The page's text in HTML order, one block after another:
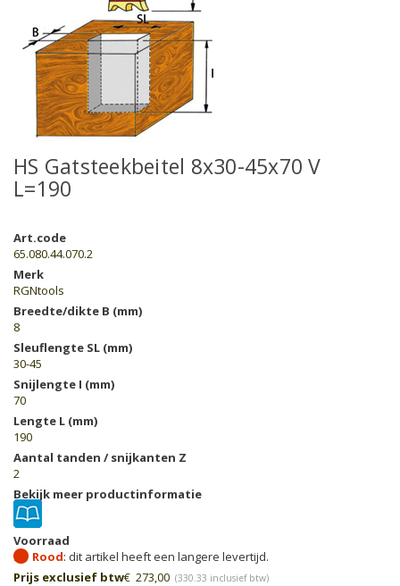
HS Gatsteekbeitel 8x30-45x70 V
L=190
Art.code
65.080.44.070.2
Merk
RGNtools
Breedte/dikte B (mm)
8
Sleuflengte SL (mm)
30-45
Snijlengte I (mm)
70
Lengte L (mm)
190
Aantal tanden / snijkanten Z
2
Bekijk meer productinformatie
Voorraad
Rood
Prijs exclusief btw€ 273,00 (330.33 inclusief btw)